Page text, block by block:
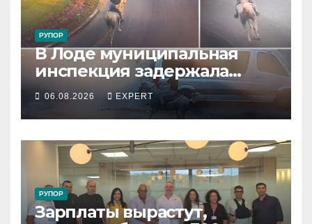
РУПОР
В Лоде муниципальная
инспекция задержала
подростка, устроившего
опасную скачку на лошади
по улицам города
06.08.2026 EXPERT
РУПОР
Зарплаты вырастут,